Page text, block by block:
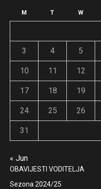
M T W
3 4 5
10 11 12
17 18 19
24 25 26
31
« Jun
OBAVIJESTI VODITELJA
Sezona 2024/25